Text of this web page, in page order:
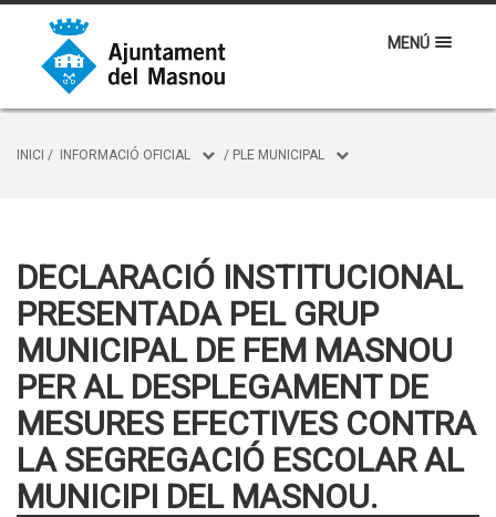
MENÚ
INICI / INFORMACIÓ OFICIAL / PLE MUNICIPAL
DECLARACIÓ INSTITUCIONAL
PRESENTADA PEL GRUP
MUNICIPAL DE FEM MASNOU
PER AL DESPLEGAMENT DE
MESURES EFECTIVES CONTRA
LA SEGREGACIÓ ESCOLAR AL
MUNICIPI DEL MASNOU.